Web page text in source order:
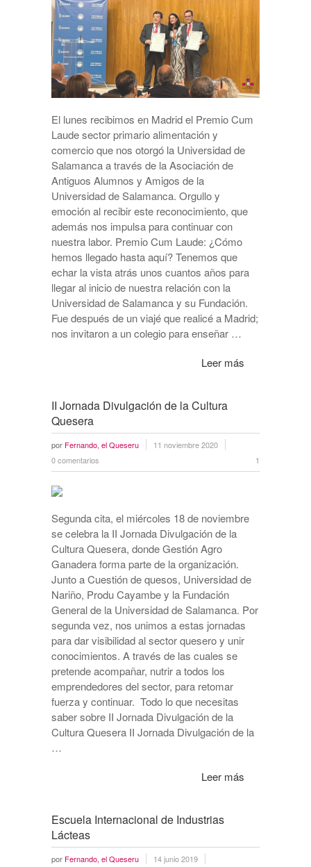
El lunes recibimos en Madrid el Premio Cum
Laude sector primario alimentación y
comercio que nos otorgó la Universidad de
Salamanca a través de la Asociación de
Antiguos Alumnos y Amigos de la
Universidad de Salamanca. Orgullo y
emoción al recibir este reconocimiento, que
además nos impulsa para continuar con
nuestra labor. Premio Cum Laude: ¿Cómo
hemos llegado hasta aquí? Tenemos que
echar la vista atrás unos cuantos años para
llegar al inicio de nuestra relación con la
Universidad de Salamanca y su Fundación.
Fue después de un viajé que realicé a Madrid;
nos invitaron a un colegio para enseñar …
Leer más
II Jornada Divulgación de la Cultura
Quesera
por Fernando, el Queseru
11 noviembre 2020
0 comentarios
1
Segunda cita, el miércoles 18 de noviembre
se celebra la II Jornada Divulgación de la
Cultura Quesera, donde Gestión Agro
Ganadera forma parte de la organización.
Junto a Cuestión de quesos, Universidad de
Nariño, Produ Cayambe y la Fundación
General de la Universidad de Salamanca. Por
segunda vez, nos unimos a estas jornadas
para dar visibilidad al sector quesero y unir
conocimientos. A través de las cuales se
pretende acompañar, nutrir a todos los
emprendedores del sector, para retomar
fuerza y continuar. Todo lo que necesitas
saber sobre II Jornada Divulgación de la
Cultura Quesera II Jornada Divulgación de la
…
Leer más
Escuela Internacional de Industrias
Lácteas
por Fernando, el Queseru
14 junio 2019